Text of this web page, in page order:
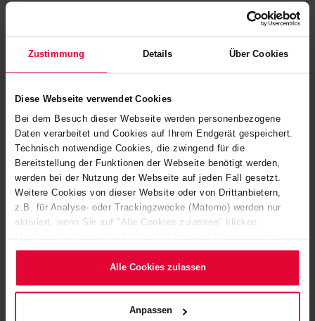
Zustimmung Details Über Cookies
Diese Webseite verwendet Cookies
Bei dem Besuch dieser Webseite werden personenbezogene
Daten verarbeitet und Cookies auf Ihrem Endgerät gespeichert.
Technisch notwendige Cookies, die zwingend für die
Bereitstellung der Funktionen der Webseite benötigt werden,
werden bei der Nutzung der Webseite auf jeden Fall gesetzt.
Weitere Cookies von dieser Website oder von Drittanbietern,
z.B. für Analyse- oder Trackingzwecke (Matomo) werden nur
aktiviert, wenn Sie auf "Alle Cookies zulassen" klicken.
Cookies verwenden". Mehr dazu (einschließlich der Möglichkeit,
die Einwilligungserklärung zu ändern oder zu widerrufen)
Website) bzw. derDatenschutzerklärung.
Alle Cookies zulassen
Anpassen
availability and operational reliability for highly aggressive
chemical, thermal and mechanical stress for technologies,
processes and machinery in the mining industry. STEULER-
Acid-resistant brick lining of process equipment and
vessels
Rubber lining systems (on-site or workshop rubber
linings)
Coatings and acid-proof tile linings (combined linings) for
industrial floorings in all areas
Coating systems with national technical approval from
the German Institute for Building Technology (DIBt) in
accordance with the German Water Resources Act (§§
62/63) that are suitable for use in storage, filling and